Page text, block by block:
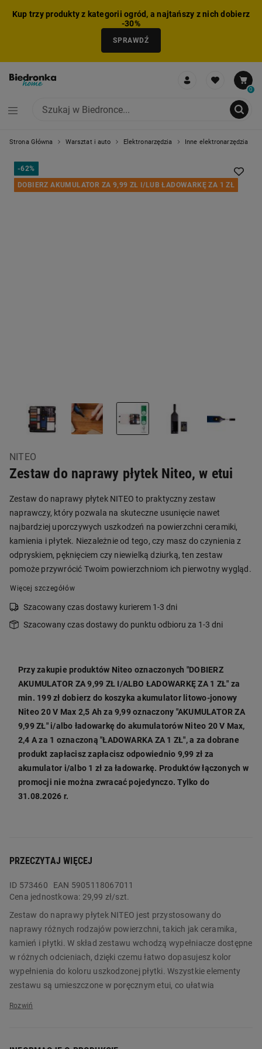
Kup trzy produkty z kategorii ogród, a najtańszy z nich dobierz
-30%
SPRAWDŹ
0
Strona Główna Warsztat i auto Elektronarzędzia Inne elektronarzędzia
-62%
DOBIERZ AKUMULATOR ZA 9,99 ZŁ I/LUB ŁADOWARKĘ ZA 1 ZŁ
NITEO
Zestaw do naprawy płytek Niteo, w etui
Zestaw do naprawy płytek NITEO to praktyczny zestaw
naprawczy, który pozwala na skuteczne usunięcie nawet
najbardziej uporczywych uszkodzeń na powierzchni ceramiki,
kamienia i płytek. Niezależnie od tego, czy masz do czynienia z
odpryskiem, pęknięciem czy niewielką dziurką, ten zestaw
pomoże przywrócić Twoim powierzchniom ich pierwotny wygląd.
Więcej szczegółów
Szacowany czas dostawy kurierem 1-3 dni
Szacowany czas dostawy do punktu odbioru za 1-3 dni
Przy zakupie produktów Niteo oznaczonych "DOBIERZ
AKUMULATOR ZA 9,99 ZŁ I/ALBO ŁADOWARKĘ ZA 1 ZŁ" za
min. 199 zł dobierz do koszyka akumulator litowo-jonowy
Niteo 20 V Max 2,5 Ah za 9,99 oznaczony "AKUMULATOR ZA
9,99 ZŁ" i/albo ładowarkę do akumulatorów Niteo 20 V Max,
2,4 A za 1 oznaczoną "ŁADOWARKA ZA 1 ZŁ", a za dobrane
produkt zapłacisz zapłacisz odpowiednio 9,99 zł za
akumulator i/albo 1 zł za ładowarkę. Produktów łączonych w
promocji nie można zwracać pojedynczo. Tylko do
31.08.2026 r.
PRZECZYTAJ WIĘCEJ
ID 573460
EAN 5905118067011
Cena jednostkowa: 29,99 zł/szt.
Zestaw do naprawy płytek NITEO jest przystosowany do
naprawy różnych rodzajów powierzchni, takich jak ceramika,
kamień i płytki. W skład zestawu wchodzą wypełniacze dostępne
w różnych odcieniach, dzięki czemu łatwo dopasujesz kolor
wypełnienia do koloru uszkodzonej płytki. Wszystkie elementy
zestawu są umieszczone w poręcznym etui, co ułatwia